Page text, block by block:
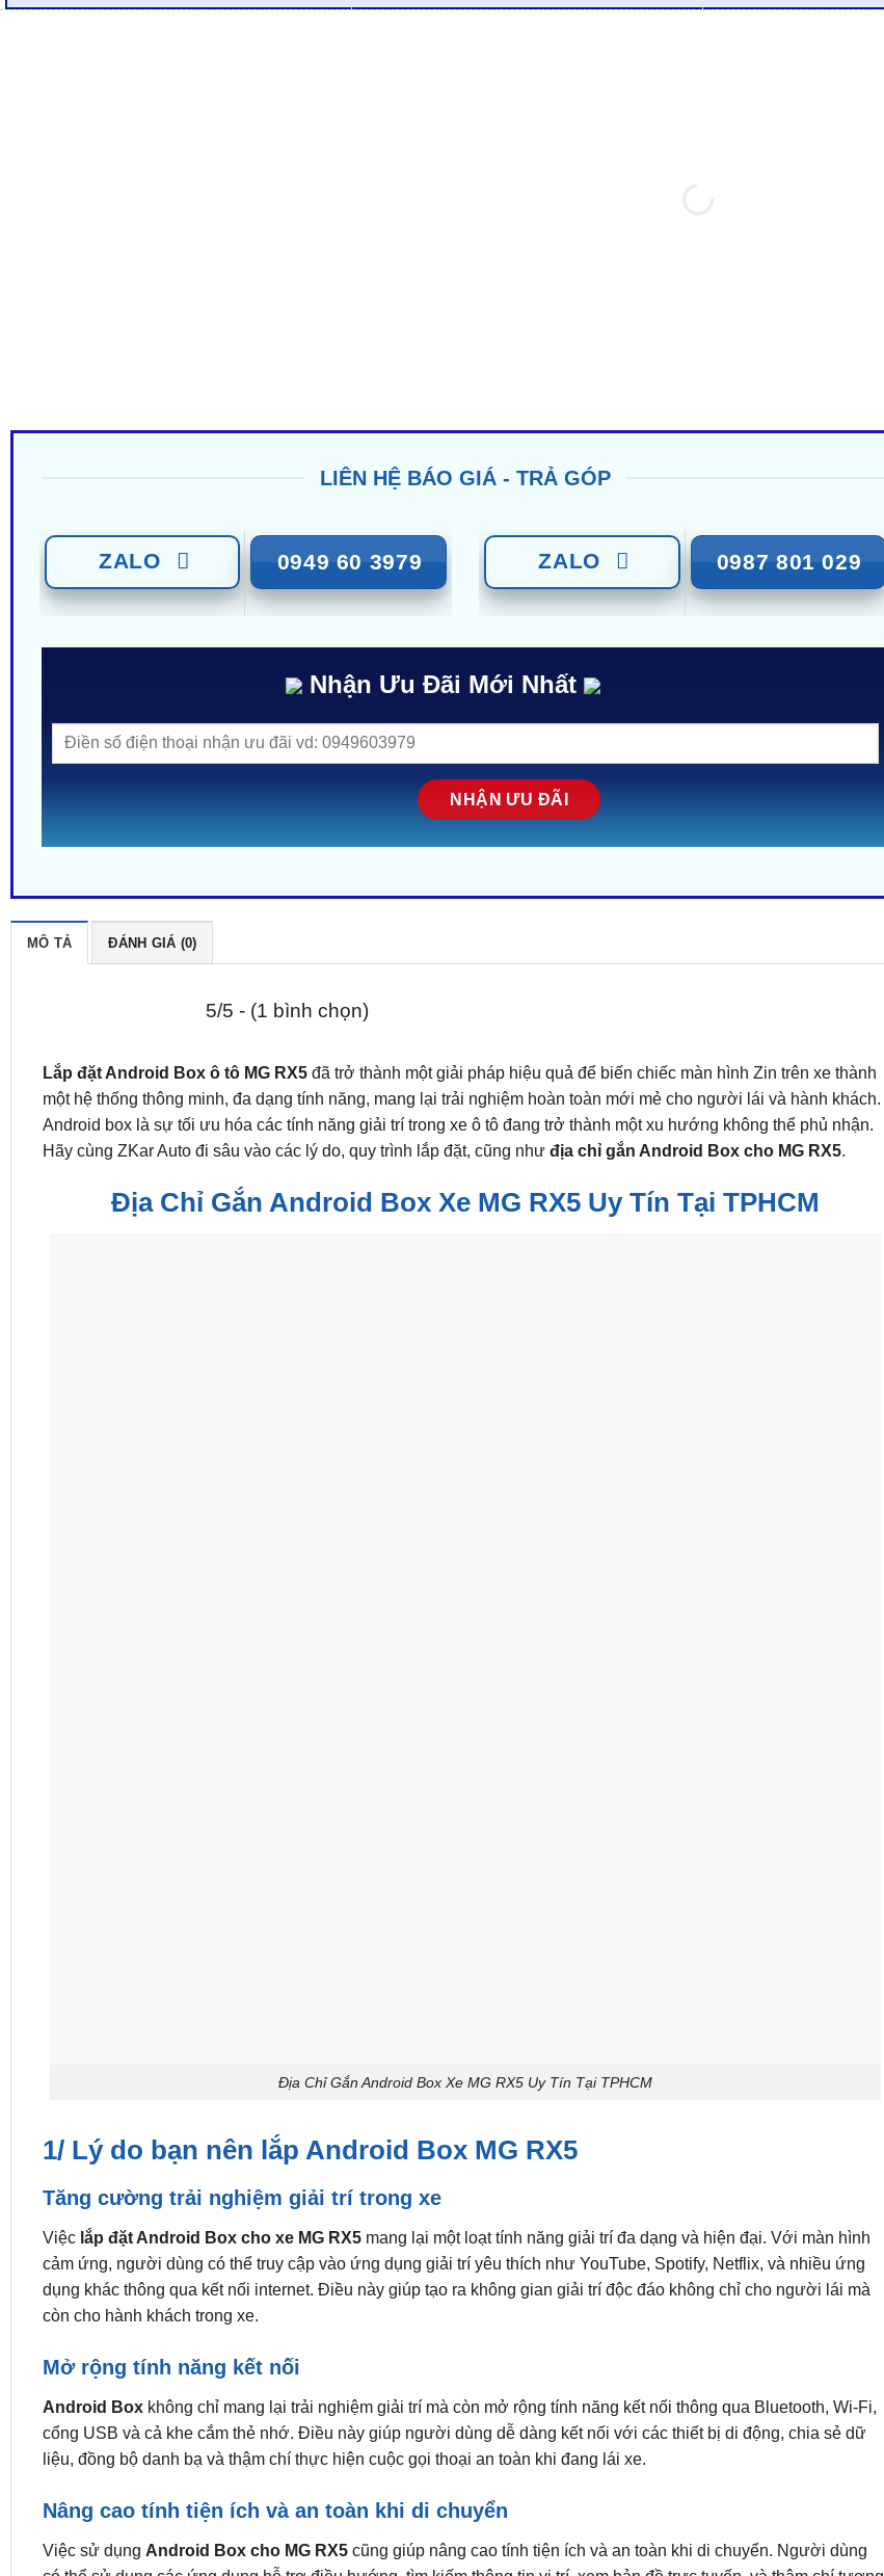
LIÊN HỆ BÁO GIÁ - TRẢ GÓP
ZALO 0949 60 3979 ZALO 0987 801 029
Nhận Ưu Đãi Mới Nhất
MÔ TẢ ĐÁNH GIÁ (0)
5/5 - (1 bình chọn)
Lắp đặt Android Box ô tô MG RX5đã trở thành một giải pháp hiệu quả để biến chiếc màn hình Zin trên xe thành
một hệ thống thông minh, đa dạng tính năng, mang lại trải nghiệm hoàn toàn mới mẻ cho người lái và hành khách.
Android box là sự tối ưu hóa các tính năng giải trí trong xe ô tô đang trở thành một xu hướng không thể phủ nhận.
Hãy cùng ZKar Auto đi sâu vào các lý do, quy trình lắp đặt, cũng như địa chỉ gắn Android Box cho MG RX5.
Địa Chỉ Gắn Android Box Xe MG RX5 Uy Tín Tại TPHCM
Địa Chỉ Gắn Android Box Xe MG RX5 Uy Tín Tại TPHCM
1/ Lý do bạn nên lắp Android Box MG RX5
Tăng cường trải nghiệm giải trí trong xe
Việc lắp đặt Android Box cho xe MG RX5mang lại một loạt tính năng giải trí đa dạng và hiện đại. Với màn hình
cảm ứng, người dùng có thể truy cập vào ứng dụng giải trí yêu thích như YouTube, Spotify, Netflix, và nhiều ứng
dụng khác thông qua kết nối internet. Điều này giúp tạo ra không gian giải trí độc đáo không chỉ cho người lái mà
còn cho hành khách trong xe.
Mở rộng tính năng kết nối
Android Boxkhông chỉ mang lại trải nghiệm giải trí mà còn mở rộng tính năng kết nối thông qua Bluetooth, Wi-Fi,
cổng USB và cả khe cắm thẻ nhớ. Điều này giúp người dùng dễ dàng kết nối với các thiết bị di động, chia sẻ dữ
liệu, đồng bộ danh bạ và thậm chí thực hiện cuộc gọi thoại an toàn khi đang lái xe.
Nâng cao tính tiện ích và an toàn khi di chuyển
Việc sử dụng Android Box cho MG RX5cũng giúp nâng cao tính tiện ích và an toàn khi di chuyển. Người dùng